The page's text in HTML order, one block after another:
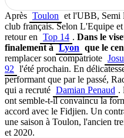
Après Toulon et l'UBB, Semi
club français. Selon L'Equipe
retour en Top 14 . Dans le
finalement à Lyon que le
remplacer son compatriote
92 l'été prochain. En
performant que par le passé,
qui a recruté Damian Penaud .
ont semble-t-il convaincu la
accord avec le Fidjien. Un
une saison à Toulon, l'ancien
et 2020.